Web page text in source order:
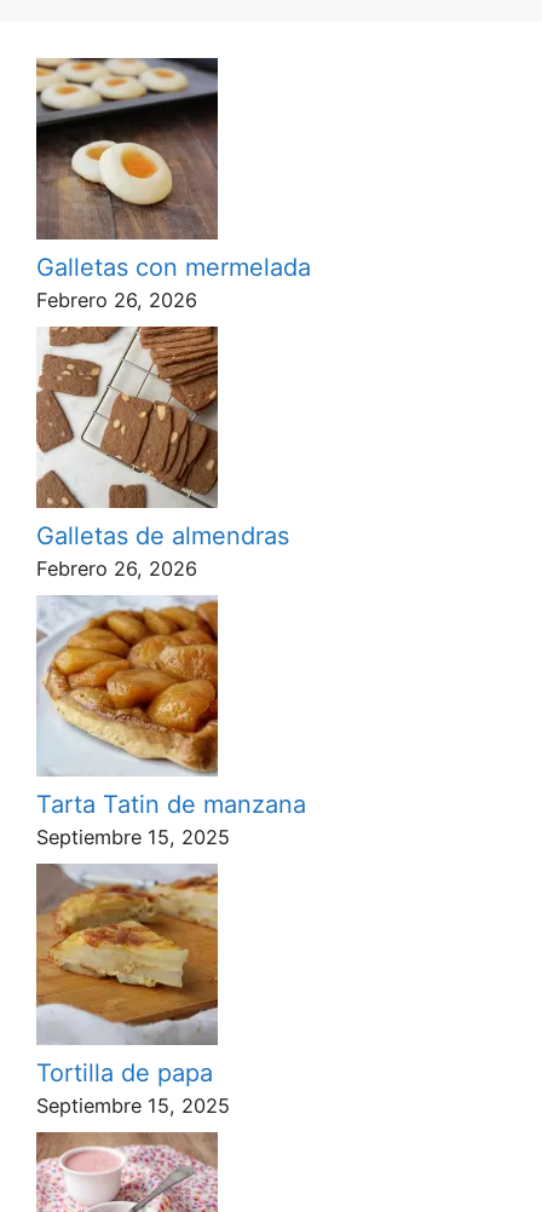
Galletas con mermelada
Febrero 26, 2026
Galletas de almendras
Febrero 26, 2026
Tarta Tatin de manzana
Septiembre 15, 2025
Tortilla de papa
Septiembre 15, 2025